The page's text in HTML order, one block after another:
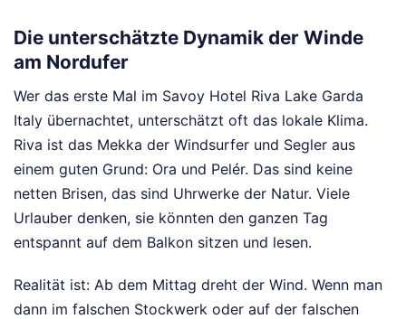
Die unterschätzte Dynamik der Winde
am Nordufer
Wer das erste Mal im Savoy Hotel Riva Lake Garda
Italy übernachtet, unterschätzt oft das lokale Klima.
Riva ist das Mekka der Windsurfer und Segler aus
einem guten Grund: Ora und Pelér. Das sind keine
netten Brisen, das sind Uhrwerke der Natur. Viele
Urlauber denken, sie könnten den ganzen Tag
entspannt auf dem Balkon sitzen und lesen.
Realität ist: Ab dem Mittag dreht der Wind. Wenn man
dann im falschen Stockwerk oder auf der falschen